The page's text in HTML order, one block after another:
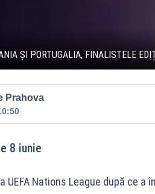
ȘI PORTUGALIA, FINALISTELE
Prahova
8 iunie
Nations League după ce a